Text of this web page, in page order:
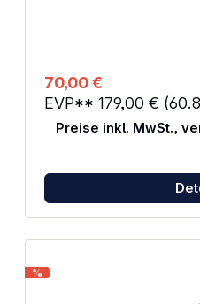
Ihre Bilder hoch und teilen
Online-Shop oder anderen
Beladung: 5 kg
70,00 €
EVP** 179,00 €
Preise inkl. MwSt.,
%